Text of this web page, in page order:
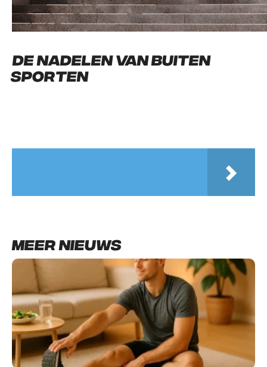
De nadelen van buiten
sporten
Meer nieuws